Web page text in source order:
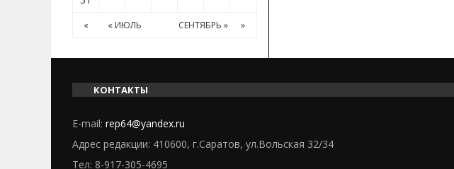
« « ИЮЛЬ СЕНТЯБРЬ » »
КОНТАКТЫ
E-mail: rep64@yandex.ru
Адрес редакции: 410600, г.Саратов, ул.Вольская 32/34
Тел: 8-917-305-4695